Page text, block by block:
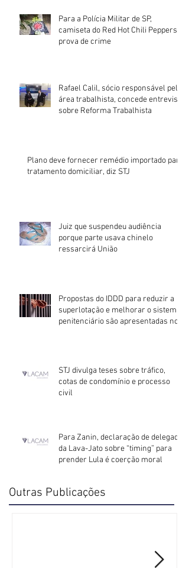
Outras Publicações
Para a Polícia Militar de SP,
camiseta do Red Hot Chili Peppers é
prova de crime
Rafael Calil, sócio responsável pela
área trabalhista, concede entrevista
sobre Reforma Trabalhista
Plano deve fornecer remédio importado para
tratamento domiciliar, diz STJ
Juiz que suspendeu audiência
porque parte usava chinelo
ressarcirá União
Propostas do IDDD para reduzir a
superlotação e melhorar o sistema
penitenciário são apresentadas no
STJ divulga teses sobre tráfico,
cotas de condomínio e processo
civil
Para Zanin, declaração de delegado
da Lava-Jato sobre “timing” para
prender Lula é coerção moral